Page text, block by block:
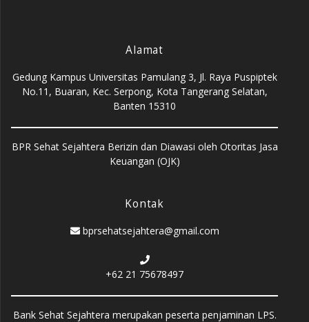
Alamat
Gedung Kampus Universitas Pamulang 3, Jl. Raya Puspiptek
No.11, Buaran, Kec. Serpong, Kota Tangerang Selatan,
Banten 15310
BPR Sehat Sejahtera Berizin dan Diawasi oleh Otoritas Jasa
Keuangan (OJK)
Kontak
bprsehatsejahtera@gmail.com
+62 21 75678497
Bank Sehat Sejahtera merupakan peserta penjaminan LPS.